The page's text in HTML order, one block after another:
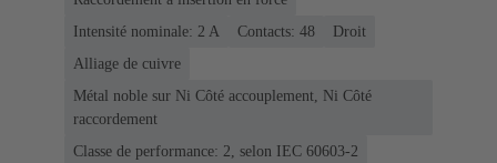
Intensité nominale: ‌2 A
Contacts: 48
Droit
Alliage de cuivre
Métal noble sur Ni Côté accouplement, Ni Côté
raccordement
Classe de performance: 2, selon IEC 60603-2